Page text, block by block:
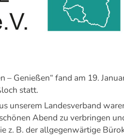
Genießen“ fand am 19.
statt.
unserem Landesverband
Abend zu verbringen
z. B. der allgegenwärtige